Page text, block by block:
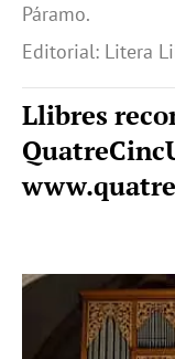
Páramo.
Editorial: Litera
Llibres